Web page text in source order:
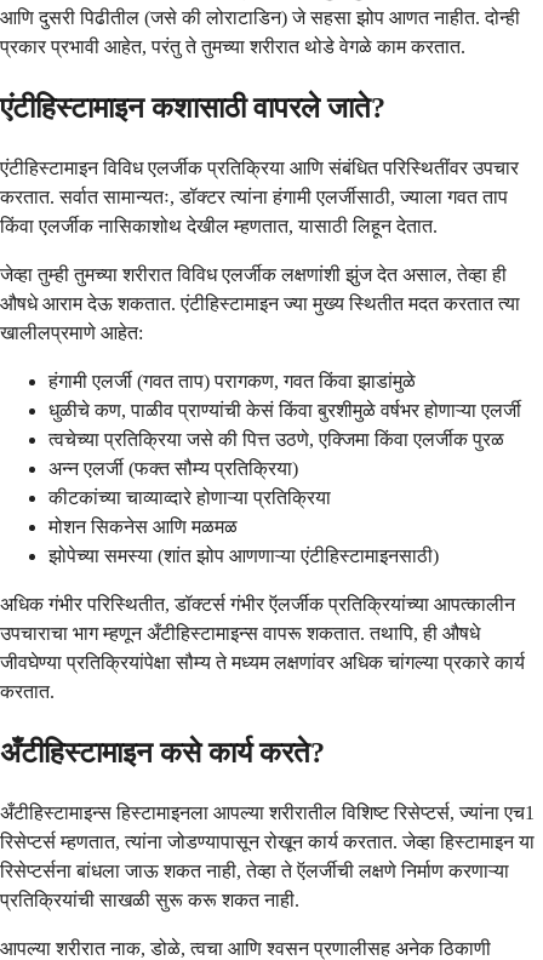
आणि दुसरी पिढीतील (जसे की लोराटाडिन) जे सहसा झोप आणत नाहीत. दोन्ही
प्रकार प्रभावी आहेत, परंतु ते तुमच्या शरीरात थोडे वेगळे काम करतात.
एंटीहिस्टामाइन कशासाठी वापरले जाते?
एंटीहिस्टामाइन विविध एलर्जीक प्रतिक्रिया आणि संबंधित परिस्थितींवर उपचार
करतात. सर्वात सामान्यतः, डॉक्टर त्यांना हंगामी एलर्जीसाठी, ज्याला गवत ताप
किंवा एलर्जीक नासिकाशोथ देखील म्हणतात, यासाठी लिहून देतात.
जेव्हा तुम्ही तुमच्या शरीरात विविध एलर्जीक लक्षणांशी झुंज देत असाल, तेव्हा ही
औषधे आराम देऊ शकतात. एंटीहिस्टामाइन ज्या मुख्य स्थितीत मदत करतात त्या
खालीलप्रमाणे आहेत:
हंगामी एलर्जी (गवत ताप) परागकण, गवत किंवा झाडांमुळे
धुळीचे कण, पाळीव प्राण्यांची केसं किंवा बुरशीमुळे वर्षभर होणाऱ्या एलर्जी
त्वचेच्या प्रतिक्रिया जसे की पित्त उठणे, एक्जिमा किंवा एलर्जीक पुरळ
अन्न एलर्जी (फक्त सौम्य प्रतिक्रिया)
कीटकांच्या चाव्याव्दारे होणाऱ्या प्रतिक्रिया
मोशन सिकनेस आणि मळमळ
झोपेच्या समस्या (शांत झोप आणणाऱ्या एंटीहिस्टामाइनसाठी)
अधिक गंभीर परिस्थितीत, डॉक्टर्स गंभीर ऍलर्जीक प्रतिक्रियांच्या आपत्कालीन
उपचाराचा भाग म्हणून अँटीहिस्टामाइन्स वापरू शकतात. तथापि, ही औषधे
जीवघेण्या प्रतिक्रियांपेक्षा सौम्य ते मध्यम लक्षणांवर अधिक चांगल्या प्रकारे कार्य
करतात.
अँटीहिस्टामाइन कसे कार्य करते?
अँटीहिस्टामाइन्स हिस्टामाइनला आपल्या शरीरातील विशिष्ट रिसेप्टर्स, ज्यांना एच1
रिसेप्टर्स म्हणतात, त्यांना जोडण्यापासून रोखून कार्य करतात. जेव्हा हिस्टामाइन या
रिसेप्टर्सना बांधला जाऊ शकत नाही, तेव्हा ते ऍलर्जीची लक्षणे निर्माण करणाऱ्या
प्रतिक्रियांची साखळी सुरू करू शकत नाही.
आपल्या शरीरात नाक, डोळे, त्वचा आणि श्वसन प्रणालीसह अनेक ठिकाणी